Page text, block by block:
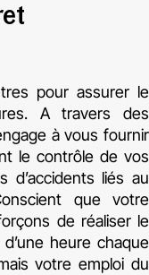
pour assurer le
A travers des
à vous fournir
le contrôle de vos
d’accidents liés au
que votre
de réaliser le
heure chaque
votre emploi du